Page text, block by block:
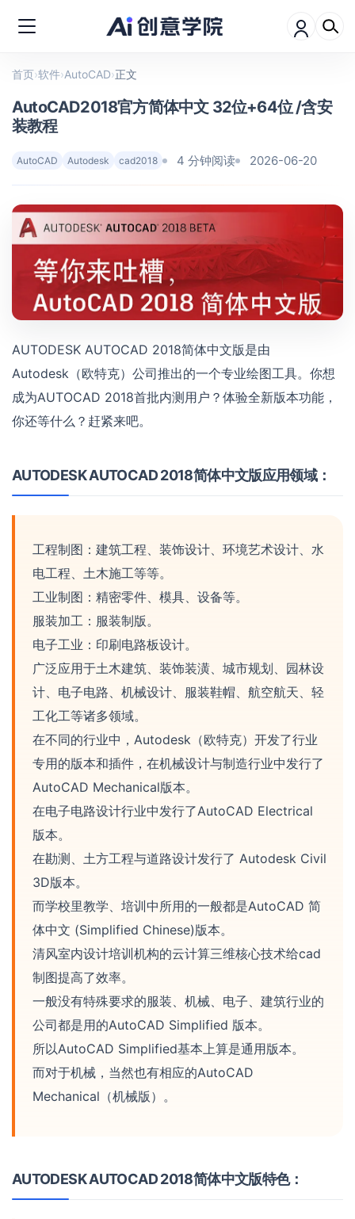
首页›软件›AutoCAD›正文
AutoCAD2018官方简体中文 32位+64位 /含安
装教程
AutoCAD Autodesk cad2018 4 分钟阅读 2026-06-20
AUTODESK AUTOCAD 2018简体中文版是由
Autodesk（欧特克）公司推出的一个专业绘图工具。你想
成为AUTOCAD 2018首批内测用户？体验全新版本功能，
你还等什么？赶紧来吧。
AUTODESK AUTOCAD 2018简体中文版应用领域：
工程制图：建筑工程、装饰设计、环境艺术设计、水
电工程、土木施工等等。
工业制图：精密零件、模具、设备等。
服装加工：服装制版。
电子工业：印刷电路板设计。
广泛应用于土木建筑、装饰装潢、城市规划、园林设
计、电子电路、机械设计、服装鞋帽、航空航天、轻
工化工等诸多领域。
在不同的行业中，Autodesk（欧特克）开发了行业
专用的版本和插件，在机械设计与制造行业中发行了
AutoCAD Mechanical版本。
在电子电路设计行业中发行了AutoCAD Electrical
版本。
在勘测、土方工程与道路设计发行了 Autodesk Civil
3D版本。
而学校里教学、培训中所用的一般都是AutoCAD 简
体中文 (Simplified Chinese)版本。
清风室内设计培训机构的云计算三维核心技术给cad
制图提高了效率。
一般没有特殊要求的服装、机械、电子、建筑行业的
公司都是用的AutoCAD Simplified 版本。
所以AutoCAD Simplified基本上算是通用版本。
而对于机械，当然也有相应的AutoCAD
Mechanical（机械版）。
AUTODESK AUTOCAD 2018简体中文版特色：